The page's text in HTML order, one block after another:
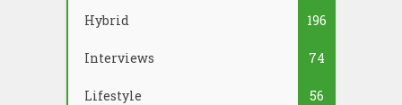
Hybrid 196
Interviews 74
Lifestyle 56